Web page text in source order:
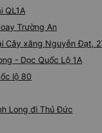
QL1A
Trường An
Cây xăng Nguyễn Đạt,
- Dọc Quốc Lộ 1A
lộ 80
Long đi Thủ Đức